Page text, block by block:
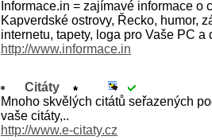
Informace.in = zajímavé informace
Kapverdské ostrovy, Řecko, humor,
internetu, tapety, loga pro Vaše PC a
http://www.informace.in
Citáty
Mnoho skvělých citátů seřazených
vaše citáty,..
http://www.e-citaty.cz